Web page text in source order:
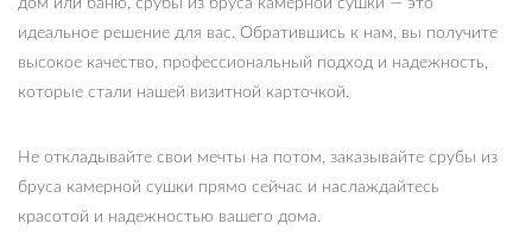
дом или баню, срубы из бруса камерной сушки — это
идеальное решение для вас. Обратившись к нам, вы получите
высокое качество, профессиональный подход и надежность,
которые стали нашей визитной карточкой.
Не откладывайте свои мечты на потом, заказывайте срубы из
бруса камерной сушки прямо сейчас и наслаждайтесь
красотой и надежностью вашего дома.